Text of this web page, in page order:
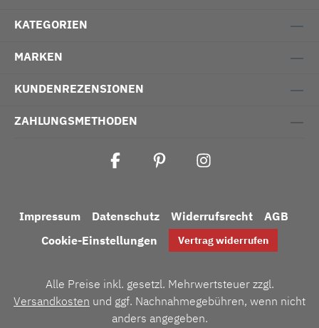
KATEGORIEN
MARKEN
KUNDENREZENSIONEN
ZAHLUNGSMETHODEN
Impressum Datenschutz Widerrufsrecht
AGB
Cookie-Einstellungen
Vertrag widerrufen
Alle Preise inkl. gesetzl. Mehrwertsteuer zzgl.
Versandkosten und ggf. Nachnahmegebühren, wenn nicht
anders angegeben.